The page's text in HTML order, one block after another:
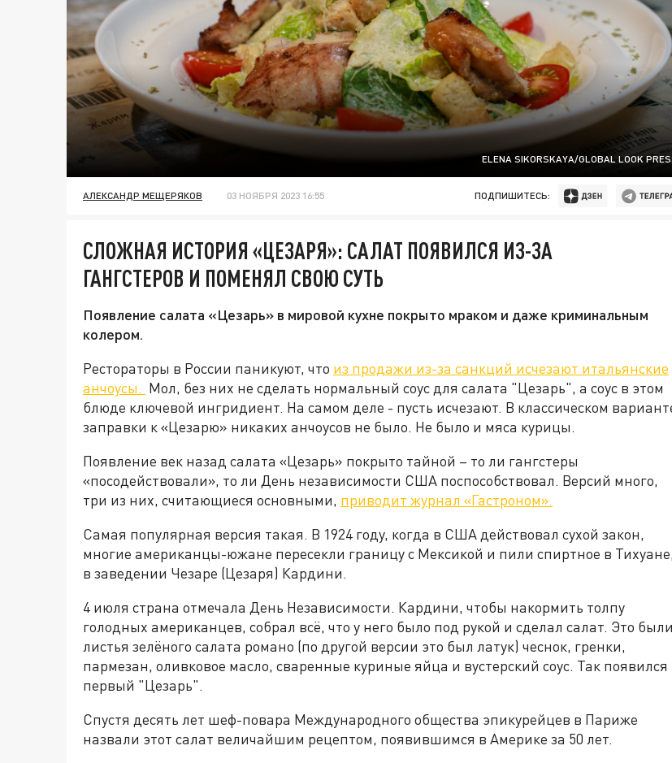
ELENA SIKORSKAYA/GLOBAL LOOK
АЛЕКСАНДР МЕЩЕРЯКОВ 03 НОЯБРЯ 2023 16:55 ПОДПИШИТЕСЬ:
СЛОЖНАЯ ИСТОРИЯ «ЦЕЗАРЯ»: САЛАТ ПОЯВИЛСЯ ИЗ-ЗА
ГАНГСТЕРОВ И ПОМЕНЯЛ СВОЮ СУТЬ
Появление салата «Цезарь» в мировой кухне покрыто мраком и даже криминальным
колером.
Рестораторы в России паникуют, что из продажи из-за санкций исчезают итальянские
анчоусы. Мол, без них не сделать нормальный соус для салата "Цезарь", а соус в этом
блюде ключевой ингридиент. На самом деле - пусть исчезают. В классическом
заправки к «Цезарю» никаких анчоусов не было. Не было и мяса курицы.
Появление век назад салата «Цезарь» покрыто тайной – то ли гангстеры
«посодействовали», то ли День независимости США поспособствовал. Версий много,
три из них, считающиеся основными, приводит журнал «Гастроном».
Самая популярная версия такая. В 1924 году, когда в США действовал сухой закон,
многие американцы-южане пересекли границу с Мексикой и пили спиртное в Тихуане,
в заведении Чезаре (Цезаря) Кардини.
4 июля страна отмечала День Независимости. Кардини, чтобы накормить толпу
голодных американцев, собрал всё, что у него было под рукой и сделал салат. Это были
листья зелёного салата романо (по другой версии это был латук) чеснок, гренки,
пармезан, оливковое масло, сваренные куриные яйца и вустерский соус. Так появился
первый "Цезарь".
Спустя десять лет шеф-повара Международного общества эпикурейцев в Париже
назвали этот салат величайшим рецептом, появившимся в Америке за 50 лет.